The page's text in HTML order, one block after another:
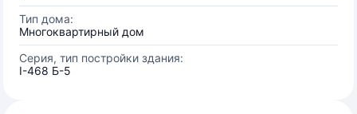
Тип дома:
Многоквартирный дом
Серия, тип постройки здания:
I-468 Б-5